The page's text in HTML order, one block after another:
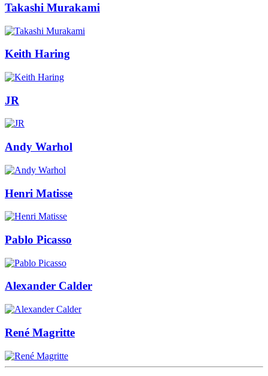
Takashi Murakami
Keith Haring
JR
Andy Warhol
Henri Matisse
Pablo Picasso
Alexander Calder
René Magritte